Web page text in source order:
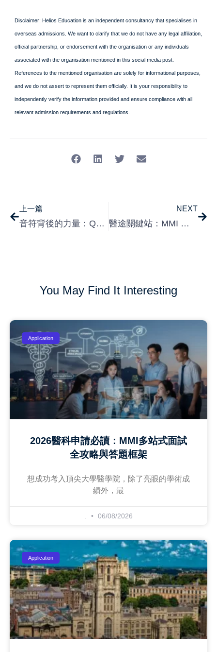
Disclaimer: Helios Education is an independent consultancy that specialises in
overseas admissions. We want to clarify that we do not have any legal affiliation,
official partnership, or endorsement with the organisation or any individuals
associated with the organisation mentioned in this social media post.
References to the mentioned organisation are solely for informational purposes,
and we do not assert to represent them officially. It is your responsibility to
independently verify the information provided and ensure compliance with all
relevant admission requirements and regulations.
上一篇
音符背後的力量：QS 2025 音樂學科名校揭密
NEXT
醫途關鍵站：MMI 面試必勝攻略
You May Find It Interesting
Application
2026醫科申請必讀：MMI多站式面試
全攻略與答題框架
想成功考入頂尖大學醫學院，除了亮眼的學術成
績外，最
06/08/2026
Application